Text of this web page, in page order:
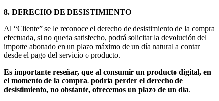
8. DERECHO DE DESISTIMIENTO
Al “Cliente” se le reconoce el derecho de desistimiento de la compra
efectuada, si no queda satisfecho, podrá solicitar la devolución del
importe abonado en un plazo máximo de un día natural a contar
desde el pago del servicio o producto.
Es importante reseñar, que al consumir un producto digital, en
el momento de la compra, podría perder el derecho de
desistimiento, no obstante, ofrecemos un plazo de un día.